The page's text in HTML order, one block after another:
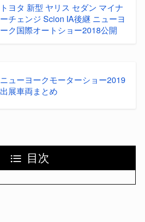
トヨタ 新型 ヤリス セダン マイナ
ーチェンジ Scion IA後継 ニューヨ
ーク国際オートショー2018公開
ニューヨークモーターショー2019
出展車両まとめ
目次